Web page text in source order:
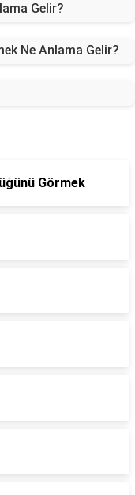
Gelir?
Ne Anlama Gelir?
Görmek